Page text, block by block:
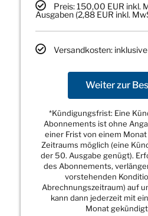
Preis: 150,00 EUR inkl.
Ausgaben (2,88 EUR inkl.
Versandkosten: inklusive
Weiter zur
*Kündigungsfrist: Eine
Abonnements ist ohne
einer Frist von einem
Zeitraums möglich (eine
der 50. Ausgabe genügt).
des Abonnements,
vorstehenden
Abrechnungszeitraum) auf
kann dann jederzeit mit
Monat